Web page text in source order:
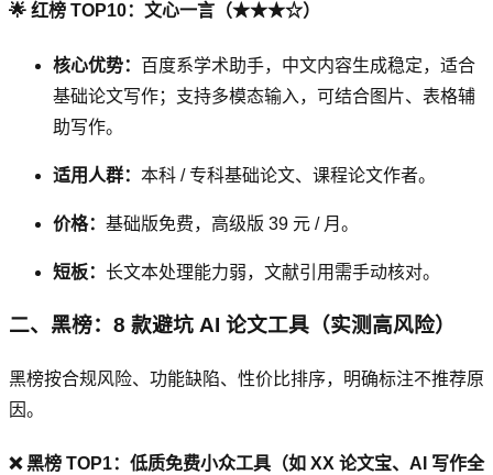
🌟 红榜 TOP10：文心一言（★★★☆）
核心优势： 百度系学术助手，中文内容生成稳定，适合
基础论文写作；支持多模态输入，可结合图片、表格辅
助写作。
适用人群： 本科 / 专科基础论文、课程论文作者。
价格： 基础版免费，高级版 39 元 / 月。
短板： 长文本处理能力弱，文献引用需手动核对。
二、黑榜：8 款避坑 AI 论文工具（实测高风险）
黑榜按合规风险、功能缺陷、性价比排序，明确标注不推荐原
因。
❌ 黑榜 TOP1：低质免费小众工具（如 XX 论文宝、AI 写作全